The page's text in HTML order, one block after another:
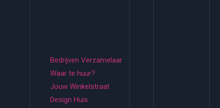
Bedrijven Verzamelaar
Waar te huur?
Jouw Winkelstraat
Design Huis